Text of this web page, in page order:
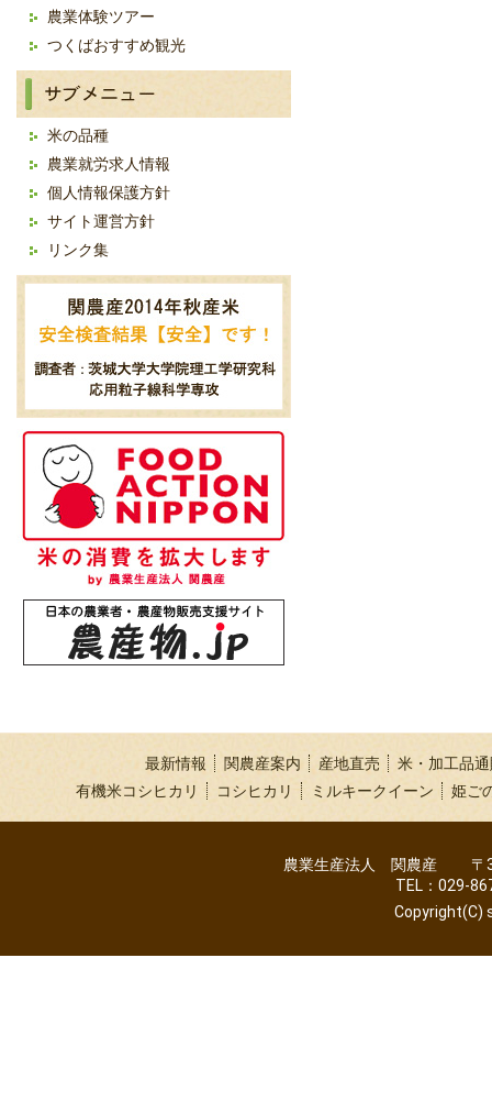
農業体験ツアー
つくばおすすめ観光
米の品種
農業就労求人情報
個人情報保護方針
サイト運営方針
リンク集
最新情報 関農産案内 産地直売
米・加工品
有機米コシヒカリ
コシヒカリ ミルキークイーン 姫ご
農業生産法人 関農産 〒
TEL：029-
Copyright(C)